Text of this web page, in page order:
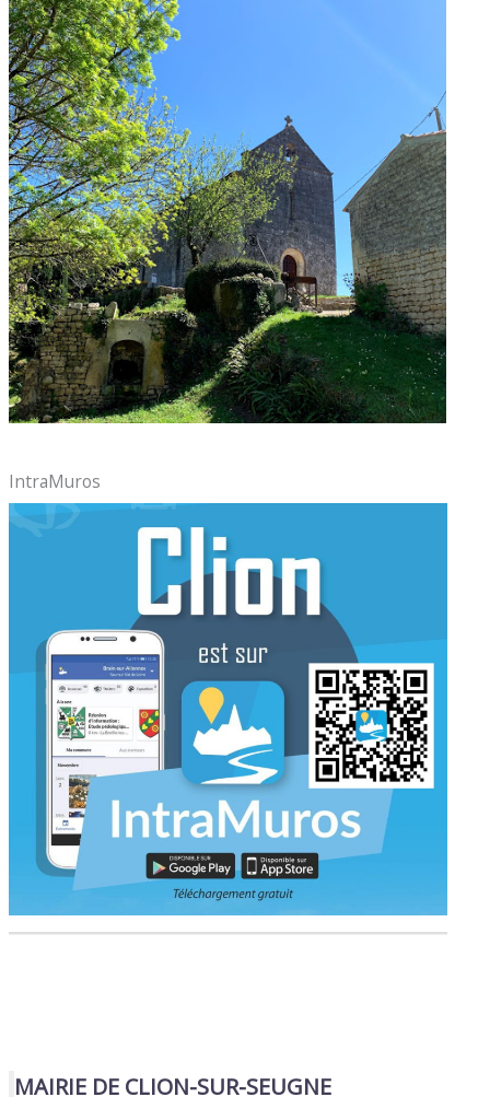
Le kiosque
IntraMuros
MAIRIE DE CLION-SUR-SEUGNE